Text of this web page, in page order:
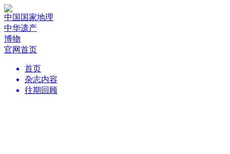
中国国家地理
中华遗产
博物
官网首页
首页
杂志内容
往期回顾